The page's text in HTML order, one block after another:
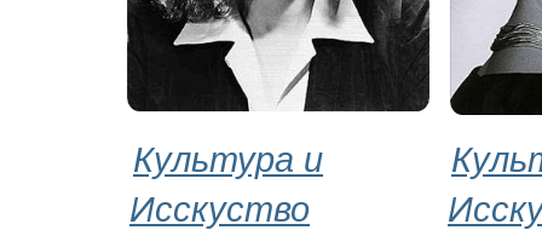
Культура и
Исскуство